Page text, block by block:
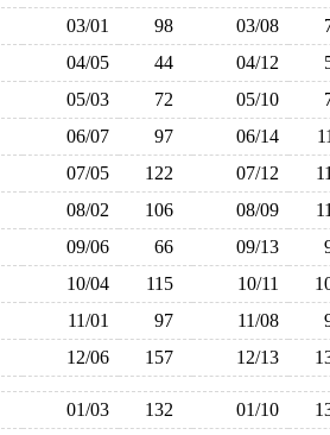
03/01 98 03/08
04/05 44 04/12
05/03 72 05/10
06/07 97 06/14
07/05 122 07/12
08/02 106 08/09
09/06 66 09/13
10/04 115 10/11
11/01 97 11/08
12/06 157 12/13
01/03 132 01/10